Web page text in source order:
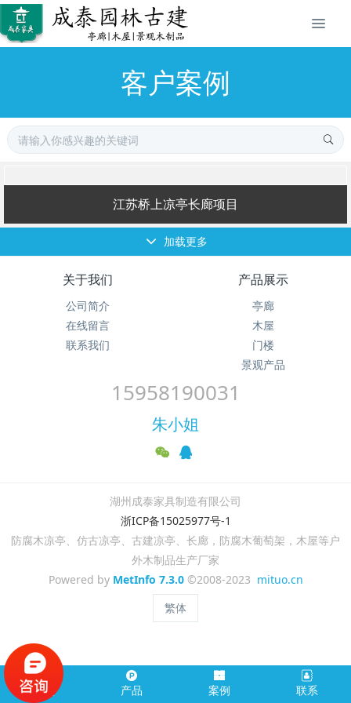
客户案例
江苏桥上凉亭长廊项目
加载更多
关于我们
公司简介
在线留言
联系我们
产品展示
亭廊
木屋
门楼
景观产品
15958190031
朱小姐
湖州成泰家具制造有限公司
浙ICP备15025977号-1
防腐木凉亭、仿古凉亭、古建凉亭、长廊，防腐木葡萄架，木屋等户
外木制品生产厂家
Powered by MetInfo 7.3.0©2008-2023 mituo.cn
繁体
首页 产品 案例 联系